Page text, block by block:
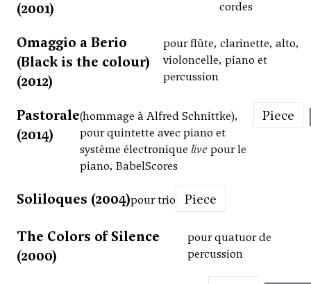
(2001)
cordes
Omaggio a Berio
(Black is the colour)
(2012)
pour flûte, clarinette, alto,
violoncelle, piano et
percussion
Pastorale
(2014)
(hommage à Alfred Schnittke),
pour quintette avec piano et
système électronique live pour le
piano, BabelScores
Piece
Soliloques (2004)pour trio Piece
The Colors of Silence
(2000)
pour quatuor de
percussion